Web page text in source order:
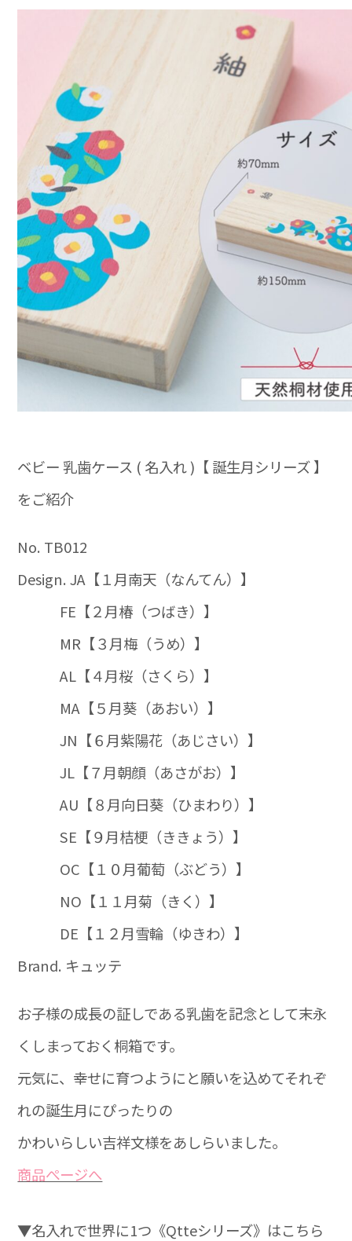
ベビー 乳歯ケース ( 名入れ )【 誕生月シリーズ 】
をご紹介
No. TB012
Design. JA【１月南天（なんてん）】
FE【２月椿（つばき）】
MR【３月梅（うめ）】
AL【４月桜（さくら）】
MA【５月葵（あおい）】
JN【６月紫陽花（あじさい）】
JL【７月朝顔（あさがお）】
AU【８月向日葵（ひまわり）】
SE【９月桔梗（ききょう）】
OC【１０月葡萄（ぶどう）】
NO【１１月菊（きく）】
DE【１２月雪輪（ゆきわ）】
Brand. キュッテ
お子様の成長の証しである乳歯を記念として末永
くしまっておく桐箱です。
元気に、幸せに育つようにと願いを込めてそれぞ
れの誕生月にぴったりの
かわいらしい吉祥文様をあしらいました。
商品ぺージへ
▼名入れで世界に1つ《Qtteシリーズ》はこちら